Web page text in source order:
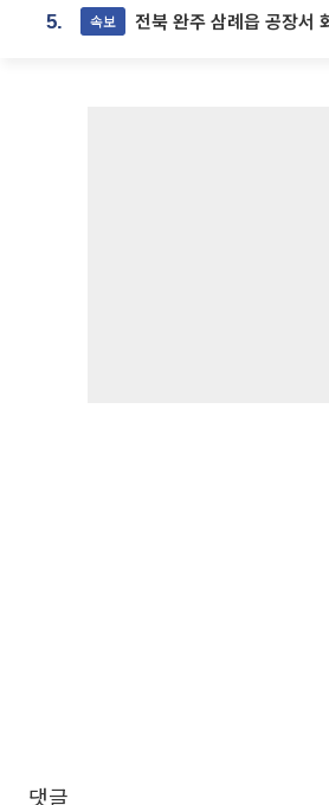
5. 속보 전북 완주 삼례읍 공장서
댓글